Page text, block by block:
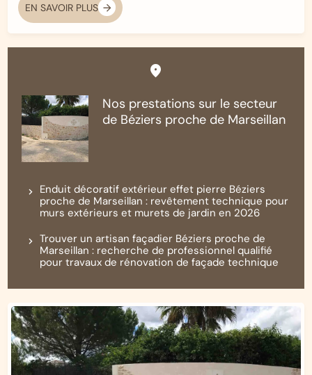
EN SAVOIR PLUS
Nos prestations sur le secteur
de Béziers proche de Marseillan
Enduit décoratif extérieur effet pierre Béziers
proche de Marseillan : revêtement technique pour
murs extérieurs et murets de jardin en 2026
Trouver un artisan façadier Béziers proche de
Marseillan : recherche de professionnel qualifié
pour travaux de rénovation de façade technique